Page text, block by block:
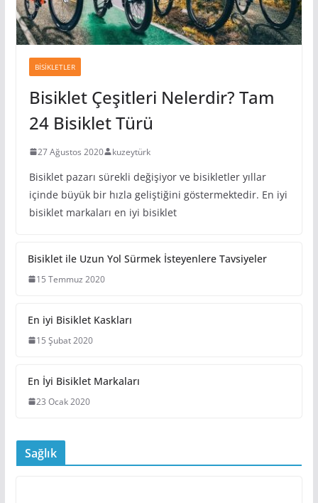
BISIKLETLER
Bisiklet Çeşitleri Nelerdir? Tam
24 Bisiklet Türü
27 Ağustos 2020 kuzeytürk
Bisiklet pazarı sürekli değişiyor ve bisikletler yıllar
içinde büyük bir hızla geliştiğini göstermektedir. En iyi
bisiklet markaları en iyi bisiklet
Bisiklet ile Uzun Yol Sürmek İsteyenlere Tavsiyeler
15 Temmuz 2020
En iyi Bisiklet Kaskları
15 Şubat 2020
En İyi Bisiklet Markaları
23 Ocak 2020
Sağlık